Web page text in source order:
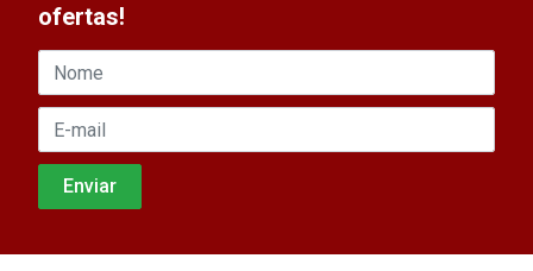
ofertas!